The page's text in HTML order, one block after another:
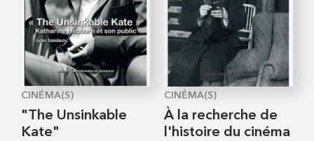
CINÉMA(S)
"The Unsinkable
Kate"
CINÉMA(S)
À la recherche de
l'histoire du cinéma